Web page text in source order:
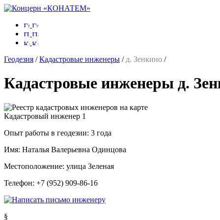
Геодезия /Кадастровые инженеры / д. Зенкино /
Кадастровые инженеры д.
Кадастровый инженер 1
Опыт работы в геодезии: 3 года
Имя: Наталья Валерьевна Одинцова
Местоположение: улица Зеленая
Телефон: +7 (952) 909-86-16
§